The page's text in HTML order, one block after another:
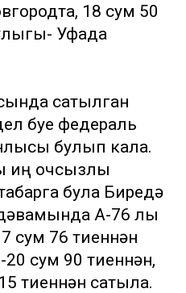
18 сум 50
Уфада
сатылган
буе федераль
булып кала.
иң очсызлы
була Биредә
А-76 лы
сум 76 тиеннән
сум 90 тиеннән,
тиеннән сатыла.